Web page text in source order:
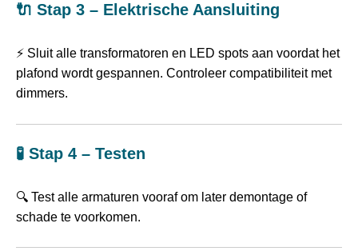
🔌 Stap 3 – Elektrische Aansluiting
⚡ Sluit alle transformatoren en LED spots aan voordat het
plafond wordt gespannen. Controleer compatibiliteit met
dimmers.
🧪 Stap 4 – Testen
🔍 Test alle armaturen vooraf om later demontage of
schade te voorkomen.